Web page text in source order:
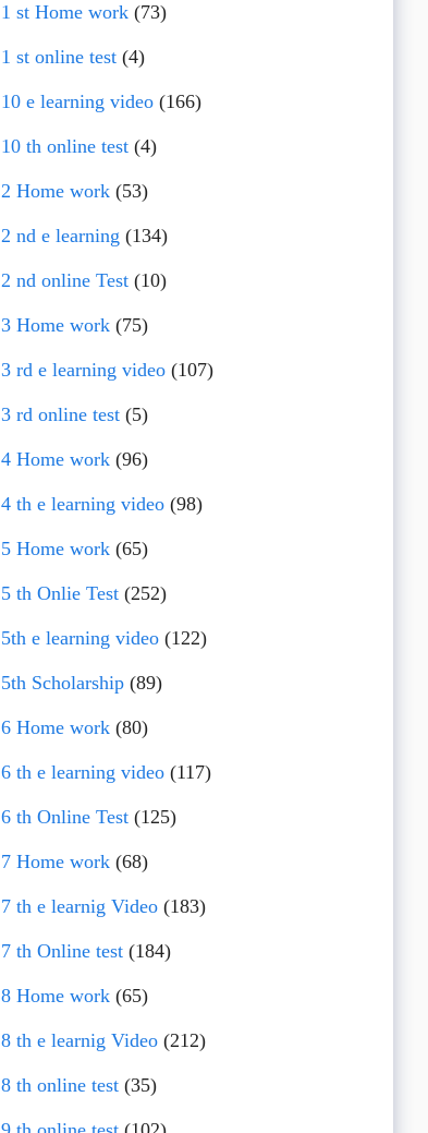
1 st Home work(73)
1 st online test(4)
10 e learning video(166)
10 th online test(4)
2 Home work(53)
2 nd e learning (134)
2 nd online Test(10)
3 Home work(75)
3 rd e learning video(107)
3 rd online test(5)
4 Home work(96)
4 th e learning video(98)
5 Home work(65)
5 th Onlie Test(252)
5th e learning video(122)
5th Scholarship(89)
6 Home work(80)
6 th e learning video(117)
6 th Online Test(125)
7 Home work(68)
7 th e learnig Video(183)
7 th Online test(184)
8 Home work(65)
8 th e learnig Video(212)
8 th online test(35)